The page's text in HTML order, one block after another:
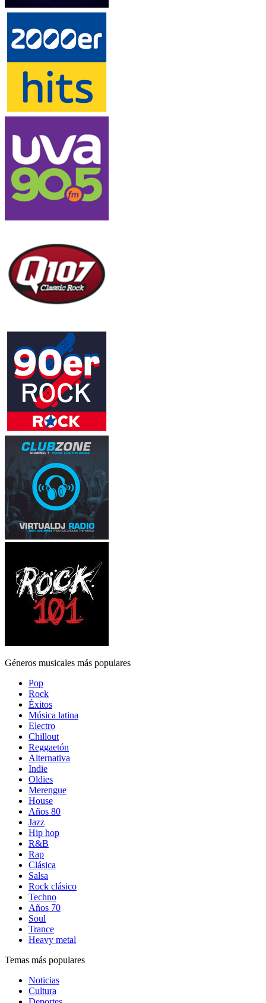
Géneros musicales más populares
Pop
Rock
Éxitos
Música latina
Electro
Chillout
Reggaetón
Alternativa
Indie
Oldies
Merengue
House
Años 80
Jazz
Hip hop
R&B
Rap
Clásica
Salsa
Rock clásico
Techno
Años 70
Soul
Trance
Heavy metal
Temas más populares
Noticias
Cultura